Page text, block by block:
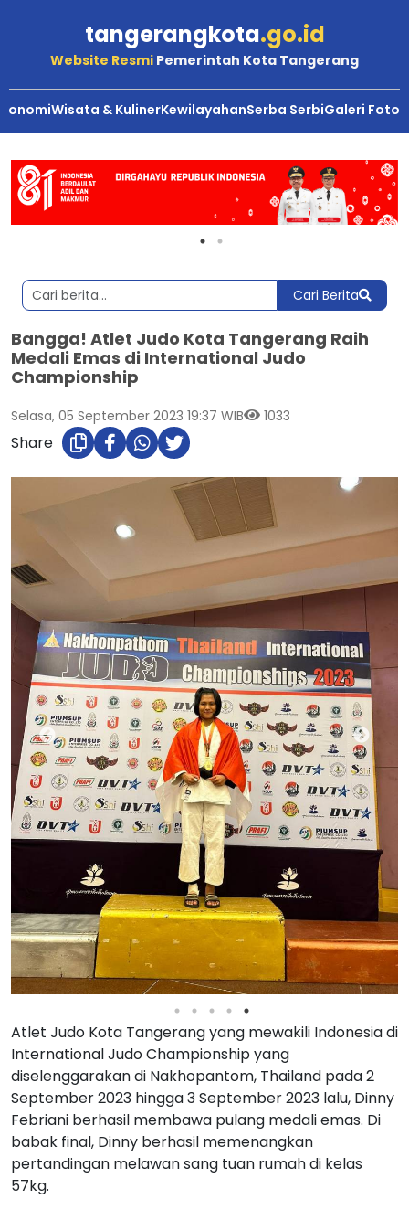
tangerangkota.go.id
Website Resmi Pemerintah Kota Tangerang
Wisata & KulinerKewilayahanSerba SerbiGaleri Foto
Cari Berita
Bangga! Atlet Judo Kota Tangerang Raih
Medali Emas di International Judo
Championship
Selasa, 05 September 2023 19:37 WIB 1033
Share
Atlet Judo Kota Tangerang yang mewakili Indonesia di
International Judo Championship yang
diselenggarakan di Nakhopantom, Thailand pada 2
September 2023 hingga 3 September 2023 lalu, Dinny
Febriani berhasil membawa pulang medali emas. Di
babak final, Dinny berhasil memenangkan
pertandingan melawan sang tuan rumah di kelas
57kg.